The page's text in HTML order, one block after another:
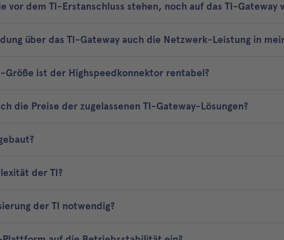
vor dem TI-Erstanschluss stehen, noch auf das TI-Gateway
über das TI-Gateway auch die Netzwerk-Leistung in
ist der Highspeedkonnektor rentabel?
die Preise der zugelassenen TI-Gateway-Lösungen?
der TI?
der TI notwendig?